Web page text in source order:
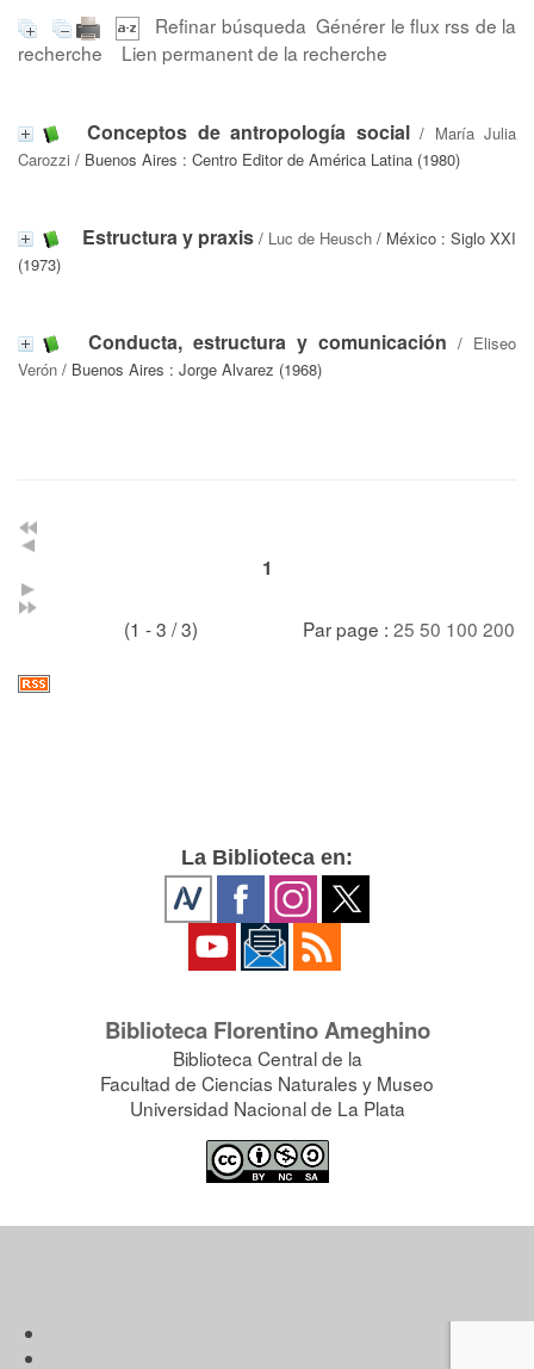
Refinar búsqueda Générer le flux rss de la
recherche
Lien permanent de la recherche
Conceptos de antropología social/ María Julia
Carozzi / Buenos Aires : Centro Editor de América Latina (1980)
Estructura y praxis / Luc de Heusch / México : Siglo XXI
(1973)
Conducta, estructura y comunicación / Eliseo
Verón / Buenos Aires : Jorge Alvarez (1968)
1
(1 - 3 / 3) Par page : 25 50 100 200
La Biblioteca en:
Biblioteca Florentino Ameghino
Biblioteca Central de la
Facultad de Ciencias Naturales y Museo
Universidad Nacional de La Plata